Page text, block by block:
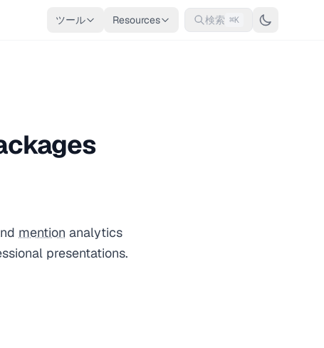
ツール Resources 検索 ⌘K
mention analytics
presentations.